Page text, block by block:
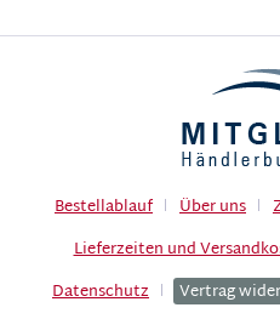
Bestellablauf Über uns
Lieferzeiten und
Datenschutz
Vertrag